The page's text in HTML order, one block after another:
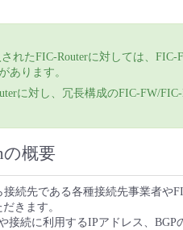
れたFIC-Routerに対しては、FIC-
あります。
に対し、冗長構成のFIC-FW/
の概要
接続先である各種接続先事業者や
きます。
接続に利用するIPアドレス、